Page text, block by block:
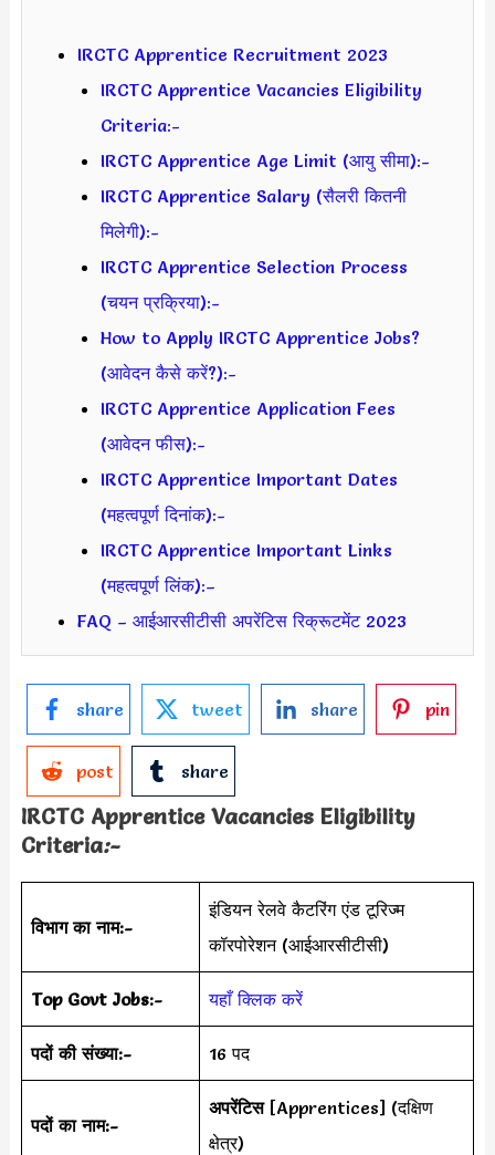
IRCTC Apprentice Recruitment 2023
IRCTC Apprentice Vacancies Eligibility
Criteria:-
IRCTC Apprentice Age Limit (आयु सीमा):-
IRCTC Apprentice Salary (सैलरी कितनी
मिलेगी):-
IRCTC Apprentice Selection Process
(चयन प्रक्रिया):-
How to Apply IRCTC Apprentice Jobs?
(आवेदन कैसे करें?):-
IRCTC Apprentice Application Fees
(आवेदन फीस):-
IRCTC Apprentice Important Dates
(महत्वपूर्ण दिनांक):-
IRCTC Apprentice Important Links
(महत्वपूर्ण लिंक):–
FAQ – आईआरसीटीसी अपरेंटिस रिक्रूटमेंट 2023
share tweet share pin
post share
IRCTC Apprentice Vacancies Eligibility
Criteria:-
विभाग का नाम:-
इंडियन रेलवे कैटरिंग एंड टूरिज्म
कॉरपोरेशन (आईआरसीटीसी)
Top Govt Jobs:- यहाँ क्लिक करें
पदों की संख्या:- 16 पद
पदों का नाम:-
अपरेंटिस[Apprentices] (दक्षिण
क्षेत्र)